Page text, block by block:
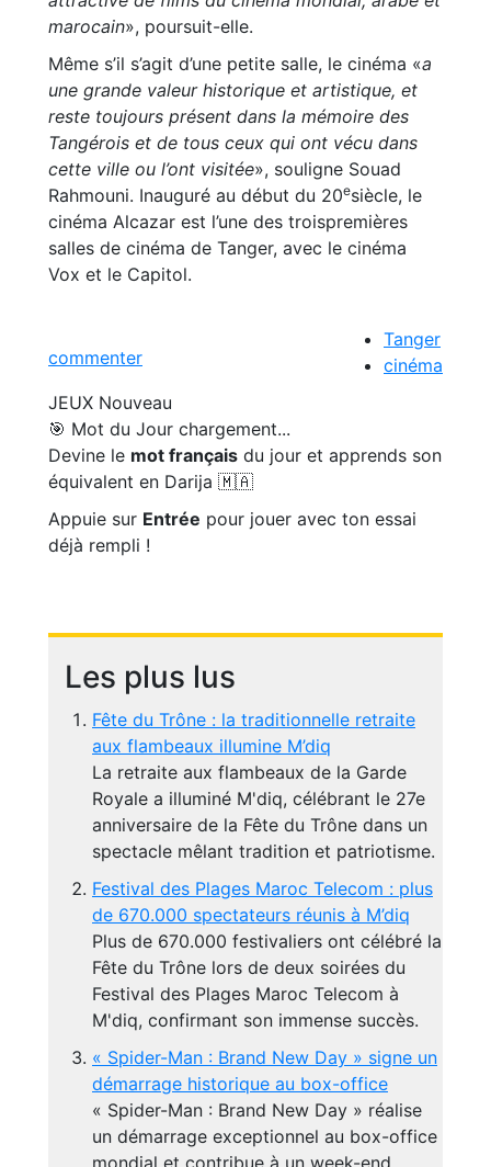
marocain», poursuit-elle.
Même s’il s’agit d’une petite salle, le cinéma «a
une grande valeur historique et artistique, et
reste toujours présent dans la mémoire des
Tangérois et de tous ceux qui ont vécu dans
cette ville ou l’ont visitée», souligne Souad
Rahmouni. Inauguré au début du 20esiècle, le
cinéma Alcazar est l’une des troispremières
salles de cinéma de Tanger, avec le cinéma
Vox et le Capitol.
commenter
Tanger
cinéma
JEUX Nouveau
🎯 Mot du Jour chargement...
Devine le mot français du jour et apprends son
équivalent en Darija 🇲🇦
Appuie sur Entrée pour jouer avec ton essai
déjà rempli !
Les plus lus
Fête du Trône : la traditionnelle retraite
aux flambeaux illumine M’diq
La retraite aux flambeaux de la Garde
Royale a illuminé M'diq, célébrant le 27e
anniversaire de la Fête du Trône dans un
spectacle mêlant tradition et patriotisme.
Festival des Plages Maroc Telecom : plus
de 670.000 spectateurs réunis à M’diq
Plus de 670.000 festivaliers ont célébré la
Fête du Trône lors de deux soirées du
Festival des Plages Maroc Telecom à
M'diq, confirmant son immense succès.
« Spider-Man : Brand New Day » signe un
démarrage historique au box-office
« Spider-Man : Brand New Day » réalise
un démarrage exceptionnel au box-office
mondial et contribue à un week-end